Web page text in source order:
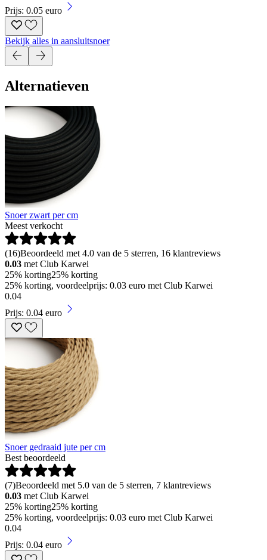
Prijs: 0.05 euro
Bekijk alles in aansluitsnoer
Alternatieven
Snoer zwart per cm
Meest verkocht
(16)Beoordeeld met 4.0 van de 5 sterren, 16 klantreviews
0.03 met Club Karwei
25% korting25% korting
25% korting, voordeelprijs: 0.03 euro met Club Karwei
0.04
Prijs: 0.04 euro
Snoer gedraaid jute per cm
Best beoordeeld
(7)Beoordeeld met 5.0 van de 5 sterren, 7 klantreviews
0.03 met Club Karwei
25% korting25% korting
25% korting, voordeelprijs: 0.03 euro met Club Karwei
0.04
Prijs: 0.04 euro